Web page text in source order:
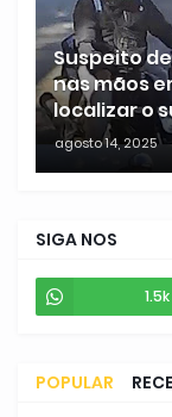
Suspeito
nas mãos
localizar o
agosto 14, 2025
SIGA NOS
1.5k
POPULAR